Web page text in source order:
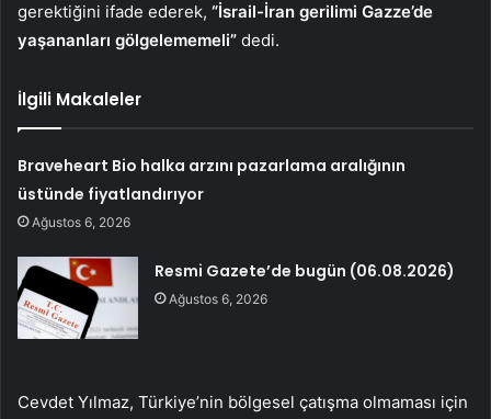
gerektiğini ifade ederek, “İsrail-İran gerilimi Gazze’de
yaşananları gölgelememeli” dedi.
İlgili Makaleler
Braveheart Bio halka arzını pazarlama aralığının
üstünde fiyatlandırıyor
Ağustos 6, 2026
Resmi Gazete’de bugün (06.08.2026)
Ağustos 6, 2026
Cevdet Yılmaz, Türkiye’nin bölgesel çatışma olmaması için